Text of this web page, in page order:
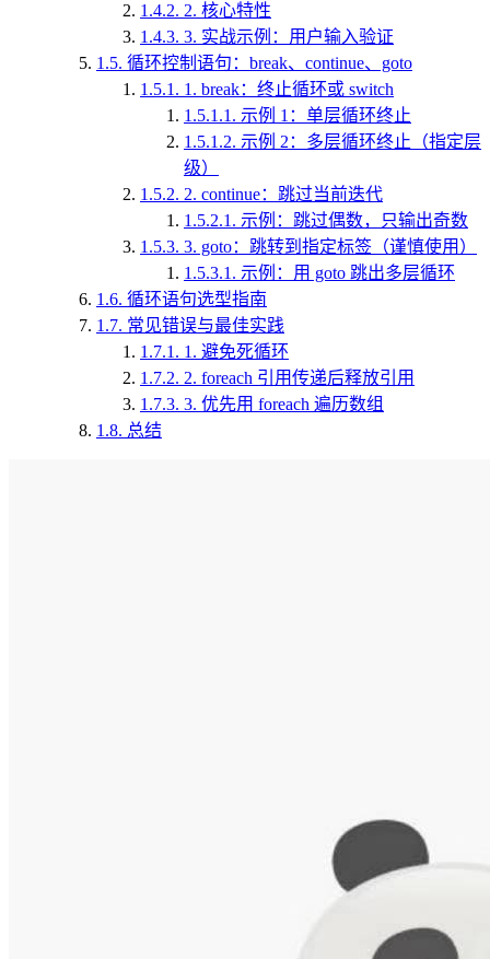
1.4.2. 2. 核心特性
1.4.3. 3. 实战示例：用户输入验证
1.5. 循环控制语句：break、continue、goto
1.5.1. 1. break：终止循环或 switch
1.5.1.1. 示例 1：单层循环终止
1.5.1.2. 示例 2：多层循环终止（指定层
级）
1.5.2. 2. continue：跳过当前迭代
1.5.2.1. 示例：跳过偶数，只输出奇数
1.5.3. 3. goto：跳转到指定标签（谨慎使用）
1.5.3.1. 示例：用 goto 跳出多层循环
1.6. 循环语句选型指南
1.7. 常见错误与最佳实践
1.7.1. 1. 避免死循环
1.7.2. 2. foreach 引用传递后释放引用
1.7.3. 3. 优先用 foreach 遍历数组
1.8. 总结